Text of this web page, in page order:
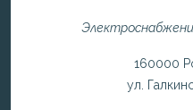
160000
ул.